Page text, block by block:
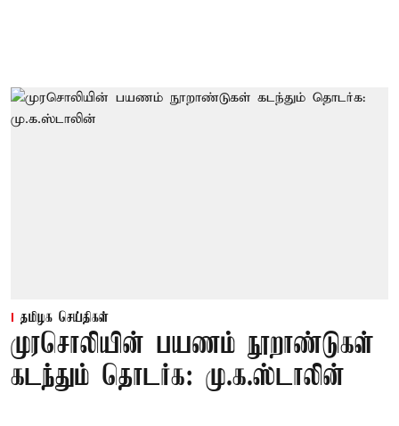
தமிழக செய்திகள்
முரசொலியின் பயணம் நூறாண்டுகள்
கடந்தும் தொடர்க: மு.க.ஸ்டாலின்